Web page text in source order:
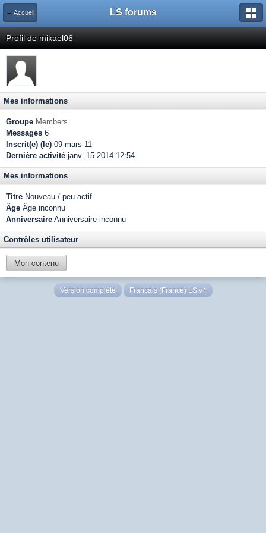
← Accueil LS forums
Profil de mikael06
Mes informations
Groupe Members
Messages 6
Inscrit(e) (le) 09-mars 11
Dernière activité janv. 15 2014 12:54
Mes informations
Titre Nouveau / peu actif
Âge Âge inconnu
Anniversaire Anniversaire inconnu
Contrôles utilisateur
Mon contenu
Version complète Français (France) LS v4